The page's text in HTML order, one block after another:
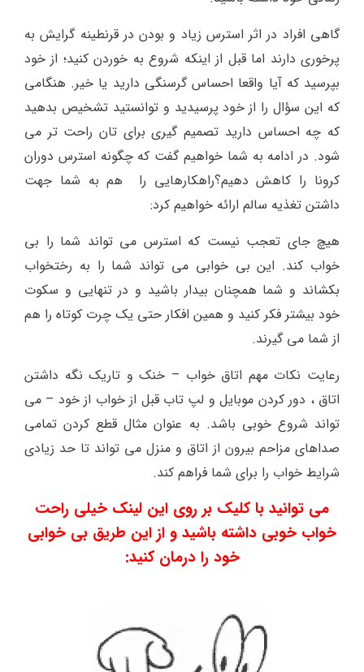
گاهی افراد در اثر استرس زیاد و بودن در قرنطینه گرایش به
پرخوری دارند اما قبل از اینکه شروع به خوردن کنید؛ از خود
بپرسید که آیا واقعا احساس گرسنگی دارید یا خیر. هنگامی
که این سؤال را از خود پرسیدید و توانستید تشخیص بدهید
که چه احساس دارید تصمیم گیری برای تان راحت تر می
شود. در ادامه به شما خواهیم گفت که چگونه استرس دوران
کرونا را کاهش دهیم؟راهکارهایی را هم به شما جهت
داشتن تغذیه سالم ارائه خواهیم کرد:
هیچ جای تعجب نیست که استرس می تواند شما را بی
خواب کند. این بی خوابی می تواند شما را به رختخواب
بکشاند و شما همچنان بیدار باشید و در تنهایی و سکوت
خود بیشتر فکر کنید و همین افکار حتی یک چرت کوتاه را هم
از شما می گیرند.
رعایت نکات مهم اتاق خواب – خنک و تاریک نگه داشتن
اتاق ، دور کردن موبایل و لپ تاب قبل از خواب از خود – می
تواند شروع خوبی باشد. به عنوان مثال قطع کردن تمامی
صداهای مزاحم بیرون از اتاق و منزل می تواند تا حد زیادی
شرایط خواب را برای شما فراهم کند.
می توانید با کلیک بر روی این لینک خیلی راحت
خواب خوبی داشته باشید و از این طریق بی خوابی
خود را درمان کنید: